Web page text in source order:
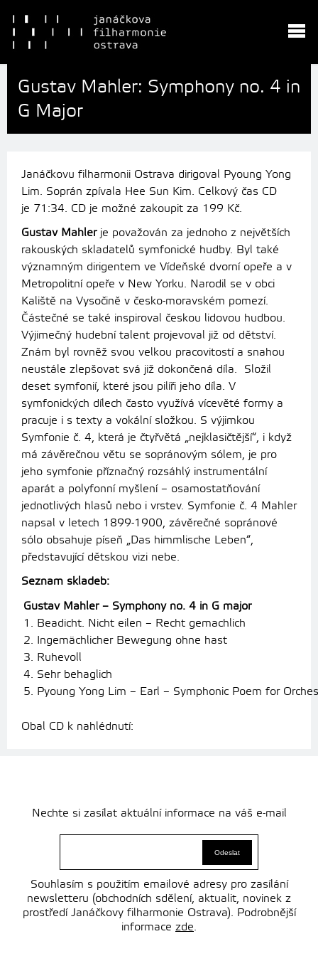
Gustav Mahler: Symphony no. 4 in
G Major
Janáčkovu filharmonii Ostrava dirigoval Pyoung Yong
Lim. Soprán zpívala Hee Sun Kim. Celkový čas CD
je 71:34. CD je možné zakoupit za 199 Kč.
Gustav Mahlerje považován za jednoho z největších
rakouských skladatelů symfonické hudby. Byl také
významným dirigentem ve Vídeňské dvorní opeře a v
Metropolitní opeře v New Yorku. Narodil se v obci
Kaliště na Vysočině v česko-moravském pomezí.
Částečné se také inspiroval českou lidovou hudbou.
Výjimečný hudební talent projevoval již od dětství.
Znám byl rovněž svou velkou pracovitostí a snahou
neustále zlepšovat svá již dokončená díla. Složil
deset symfonií, které jsou pilíři jeho díla. V
symfonických dílech často využívá vícevěté formy a
pracuje i s texty a vokální složkou. S výjimkou
Symfonie č. 4, která je čtyřvětá „nejklasičtější“, i když
má závěrečnou větu se sopránovým sólem, je pro
jeho symfonie příznačný rozsáhlý instrumentální
aparát a polyfonní myšlení – osamostatňování
jednotlivých hlasů nebo i vrstev. Symfonie č. 4 Mahler
napsal v letech 1899-1900, závěrečné sopránové
sólo obsahuje píseň „Das himmlische Leben“,
představující dětskou vizi nebe.
Seznam skladeb:
Gustav Mahler – Symphony no. 4 in G major
1. Beadicht. Nicht eilen – Recht gemachlich
2. Ingemächlicher Bewegung ohne hast
3. Ruhevoll
4. Sehr behaglich
5. Pyoung Yong Lim – Earl – Symphonic Poem for
Obal CD k nahlédnutí:
Nechte si zasílat aktuální informace na váš e-mail
Souhlasím s použitím emailové adresy pro zasílání
newsletteru (obchodních sdělení, aktualit, novinek z
prostředí Janáčkovy filharmonie Ostrava). Podrobnější
informace zde.